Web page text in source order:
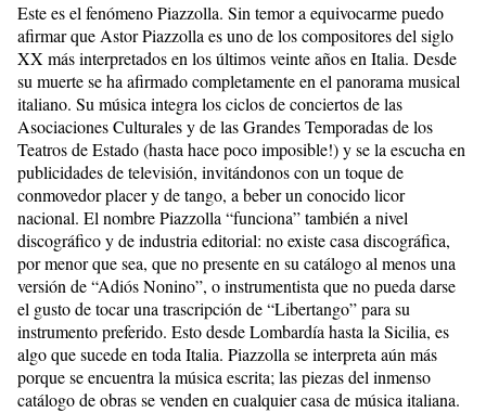
Este es el fenómeno Piazzolla. Sin temor a equivocarme puedo
afirmar que Astor Piazzolla es uno de los compositores del siglo
XX más interpretados en los últimos veinte años en Italia. Desde
su muerte se ha afirmado completamente en el panorama musical
italiano. Su música integra los ciclos de conciertos de las
Asociaciones Culturales y de las Grandes Temporadas de los
Teatros de Estado (hasta hace poco imposible!) y se la escucha en
publicidades de televisión, invitándonos con un toque de
conmovedor placer y de tango, a beber un conocido licor
nacional. El nombre Piazzolla “funciona” también a nivel
discográfico y de industria editorial: no existe casa discográfica,
por menor que sea, que no presente en su catálogo al menos una
versión de “Adiós Nonino”, o instrumentista que no pueda darse
el gusto de tocar una trascripción de “Libertango” para su
instrumento preferido. Esto desde Lombardía hasta la Sicilia, es
algo que sucede en toda Italia. Piazzolla se interpreta aún más
porque se encuentra la música escrita; las piezas del inmenso
catálogo de obras se venden en cualquier casa de música italiana.